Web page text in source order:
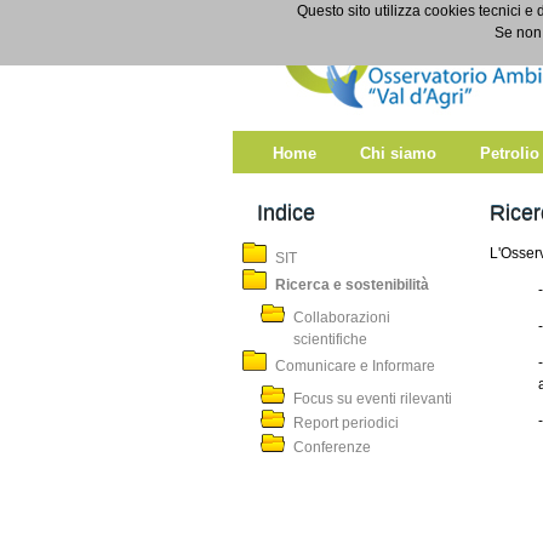
Ricerca e sostenibilità
Home Chi siamo
Indice
SIT
Ricerca e sostenibilità
Collaborazioni
scientifiche
Comunicare e Informare
Focus su eventi rilevanti
Report periodici
Conferenze
Questo sito utilizza cookies tecnici e
Se